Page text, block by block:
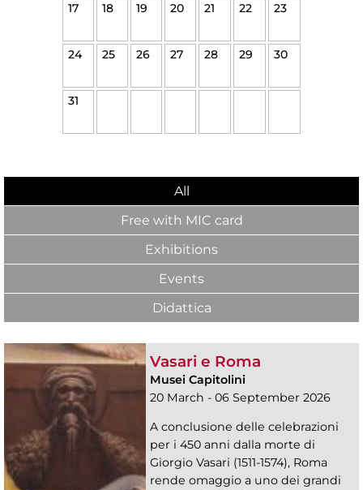
17 18 19 20 21 22 23
24 25 26 27 28 29 30
31
All
Free with MIC card
Exhibitions
Events
Didattica
Vasari e Roma
Musei Capitolini
20 March - 06 September 2026
A conclusione delle celebrazioni
per i 450 anni dalla morte di
Giorgio Vasari (1511-1574), Roma
rende omaggio a uno dei grandi